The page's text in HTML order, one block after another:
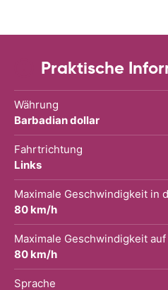
Praktische
Währung
Barbadian dollar
Fahrtrichtung
Links
Maximale Geschwindigkeit in
80 km/h
Maximale Geschwindigkeit
80 km/h
Sprache